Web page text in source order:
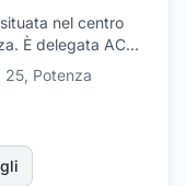
nel centro
È delegata ACI
concerne il
bollo,
auto
rinnovo
PRA e
i tipi di veicoli
25, Potenza